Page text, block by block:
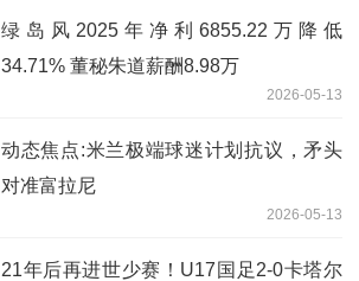
绿岛风2025年净利6855.22万降低
34.71% 董秘朱道薪酬8.98万
2026-05-13
动态焦点:米兰极端球迷计划抗议，矛头
对准富拉尼
2026-05-13
21年后再进世少赛！U17国足2-0卡塔尔